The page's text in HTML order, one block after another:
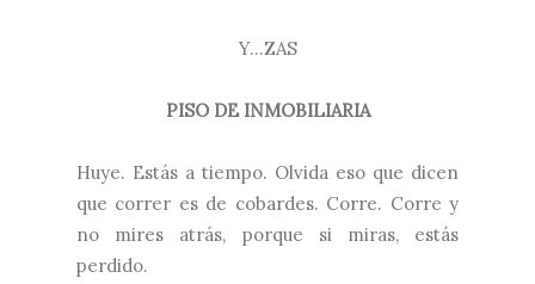
Y...ZAS
PISO DE INMOBILIARIA
Huye. Estás a tiempo. Olvida eso que dicen
que correr es de cobardes. Corre. Corre y
no mires atrás, porque si miras, estás
perdido.